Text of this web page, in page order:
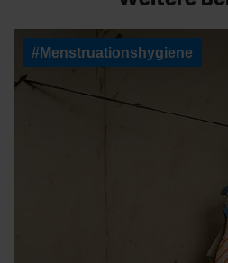
#Menstruationshygiene